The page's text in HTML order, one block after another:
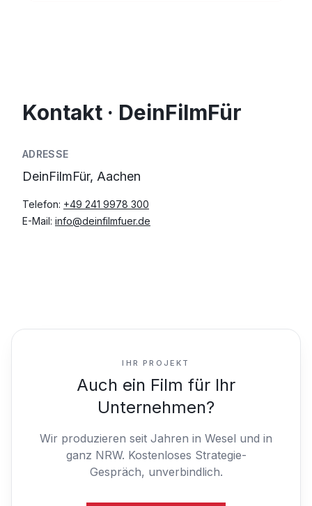
Kontakt · DeinFilmFür
ADRESSE
DeinFilmFür, Aachen
Telefon: +49 241 9978 300
E-Mail: info@deinfilmfuer.de
IHR PROJEKT
Auch ein Film für Ihr
Unternehmen?
Wir produzieren seit Jahren in Wesel und in
ganz NRW. Kostenloses Strategie-
Gespräch, unverbindlich.